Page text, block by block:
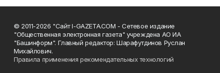
© 2011-2026 "Сайт I-GAZETA.COM - Сетевое издание
"Общественная электронная газета" учреждена АО ИА
"Башинформ". Главный редактор: Шарафутдинов Руслан
Михайлович.
Правила применения рекомендательных технологий